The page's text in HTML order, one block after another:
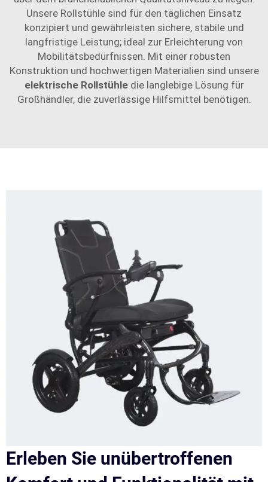
Unsere Rollstühle sind für den täglichen Einsatz
konzipiert und gewährleisten sichere, stabile und
langfristige Leistung; ideal zur Erleichterung von
Mobilitätsbedürfnissen. Mit einer robusten
Konstruktion und hochwertigen Materialien sind unsere
elektrische Rollstühle die langlebige Lösung für
Großhändler, die zuverlässige Hilfsmittel benötigen.
Erleben Sie unübertroffenen